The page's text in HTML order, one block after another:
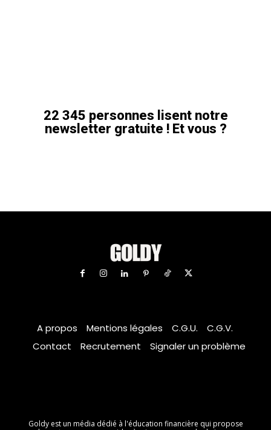
22 345 personnes lisent notre
newsletter gratuite ! Et vous ?
A propos Mentions légales C.G.U.
C.G.V.
Contact
Recrutement Signaler un problème
Goldy est un média dédié à l'éducation financière qui propose